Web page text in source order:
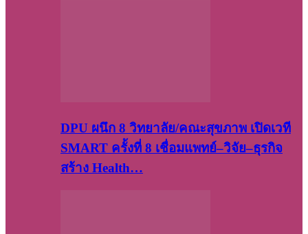
DPU ผนึก 8 วิทยาลัย/คณะสุขภาพ เปิดเวที
SMART ครั้งที่ 8 เชื่อมแพทย์–วิจัย–ธุรกิจ
สร้าง Health…